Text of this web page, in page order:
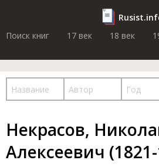
Поиск книг
17 век 18 век
Некрасов,
Алексеевич